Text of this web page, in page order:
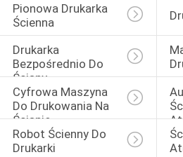
Pionowa Drukarka
Ścienna
Drukarka
Bezpośrednio Do
Ściany
Cyfrowa Maszyna
Do Drukowania Na
Ścianie
Robot Ścienny Do
Drukarki